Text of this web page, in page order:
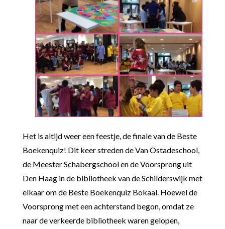
Het is altijd weer een feestje, de finale van de Beste
Boekenquiz! Dit keer streden de Van Ostadeschool,
de Meester Schabergschool en de Voorsprong uit
Den Haag in de bibliotheek van de Schilderswijk met
elkaar om de Beste Boekenquiz Bokaal. Hoewel de
Voorsprong met een achterstand begon, omdat ze
naar de verkeerde bibliotheek waren gelopen,